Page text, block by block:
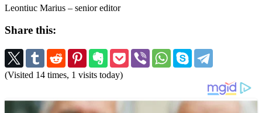
Leontiuc Marius – senior editor
Share this:
(Visited 14 times, 1 visits today)